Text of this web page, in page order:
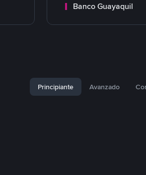
Banco Guayaquil
Principiante Avanzado